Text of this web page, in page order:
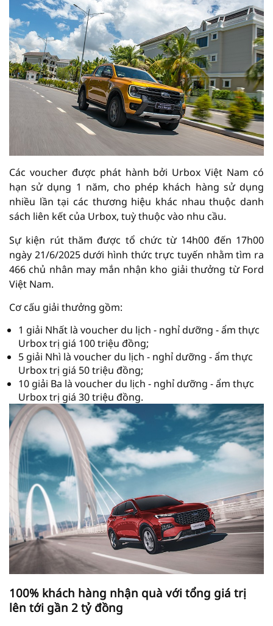
Các voucher được phát hành bởi Urbox Việt Nam có
hạn sử dụng 1 năm, cho phép khách hàng sử dụng
nhiều lần tại các thương hiệu khác nhau thuộc danh
sách liên kết của Urbox, tuỳ thuộc vào nhu cầu.
Sự kiện rút thăm được tổ chức từ 14h00 đến 17h00
ngày 21/6/2025 dưới hình thức trực tuyến nhằm tìm ra
466 chủ nhân may mắn nhận kho giải thưởng từ Ford
Việt Nam.
Cơ cấu giải thưởng gồm:
1 giải Nhất là voucher du lịch - nghỉ dưỡng - ẩm thực
Urbox trị giá 100 triệu đồng;
5 giải Nhì là voucher du lịch - nghỉ dưỡng - ẩm thực
Urbox trị giá 50 triệu đồng;
10 giải Ba là voucher du lịch - nghỉ dưỡng - ẩm thực
Urbox trị giá 30 triệu đồng.
100% khách hàng nhận quà với tổng giá trị
lên tới gần 2 tỷ đồng